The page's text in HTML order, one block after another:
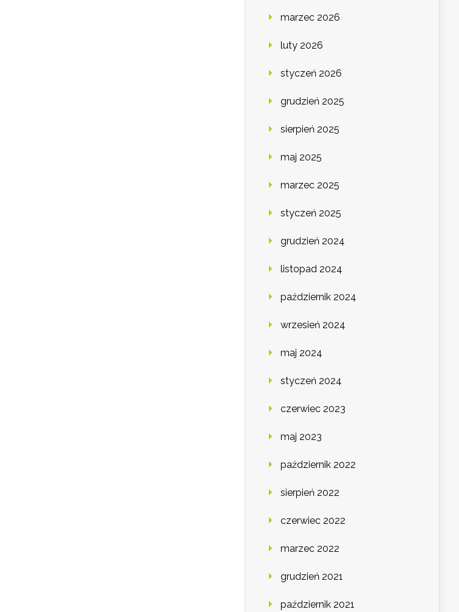
marzec 2026
luty 2026
styczeń 2026
grudzień 2025
sierpień 2025
maj 2025
marzec 2025
styczeń 2025
grudzień 2024
listopad 2024
październik 2024
wrzesień 2024
maj 2024
styczeń 2024
czerwiec 2023
maj 2023
październik 2022
sierpień 2022
czerwiec 2022
marzec 2022
grudzień 2021
październik 2021